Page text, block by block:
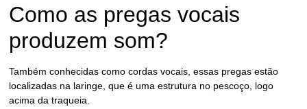
Como as pregas vocais
produzem som?
Também conhecidas comocordas vocais , essas pregas estão
localizadas na laringe, que é uma estrutura no pescoço, logo
acima da traqueia.